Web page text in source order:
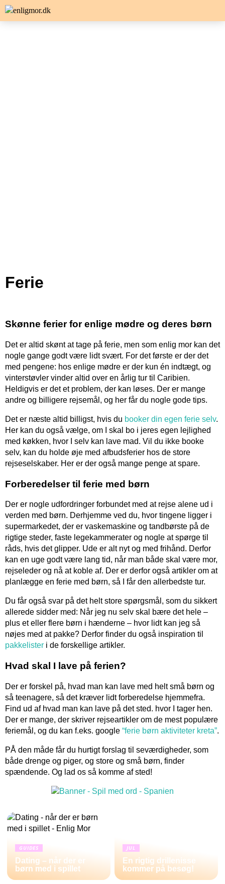
Ferie
Skønne ferier for enlige mødre og deres børn
Det er altid skønt at tage på ferie, men som enlig mor kan det
nogle gange godt være lidt svært. For det første er der det
med pengene: hos enlige mødre er der kun én indtægt, og
vinterstøvler vinder altid over en årlig tur til Caribien.
Heldigvis er det et problem, der kan løses. Der er mange
andre og billigere rejsemål, og her får du nogle gode tips.
Det er næste altid billigst, hvis du booker din egen ferie selv.
Her kan du også vælge, om I skal bo i jeres egen lejlighed
med køkken, hvor I selv kan lave mad. Vil du ikke booke
selv, kan du holde øje med afbudsferier hos de store
rejseselskaber. Her er der også mange penge at spare.
Forberedelser til ferie med børn
Der er nogle udfordringer forbundet med at rejse alene ud i
verden med børn. Derhjemme ved du, hvor tingene ligger i
supermarkedet, der er vaskemaskine og tandbørste på de
rigtige steder, faste legekammerater og nogle at spørge til
råds, hvis det glipper. Ude er alt nyt og med frihånd. Derfor
kan en uge godt være lang tid, når man både skal være mor,
rejseleder og nå at koble af. Der er derfor også artikler om at
planlægge en ferie med børn, så I får den allerbedste tur.
Du får også svar på det helt store spørgsmål, som du sikkert
allerede sidder med: Når jeg nu selv skal bære det hele –
plus et eller flere børn i hænderne – hvor lidt kan jeg så
nøjes med at pakke? Derfor finder du også inspiration til
pakkelister i de forskellige artikler.
Hvad skal I lave på ferien?
Der er forskel på, hvad man kan lave med helt små børn og
så teenagere, så det kræver lidt forberedelse hjemmefra.
Find ud af hvad man kan lave på det sted. hvor I tager hen.
Der er mange, der skriver rejseartikler om de mest populære
feriemål, og du kan f.eks. google “ferie børn aktiviteter kreta”.
PÅ den måde får du hurtigt forslag til seværdigheder, som
både drenge og piger, og store og små børn, finder
spændende. Og lad os så komme af sted!
GUIDES
Dating – når der er
børn med i spillet
JUL
En rigtig drillenisse
kommer på besøg!